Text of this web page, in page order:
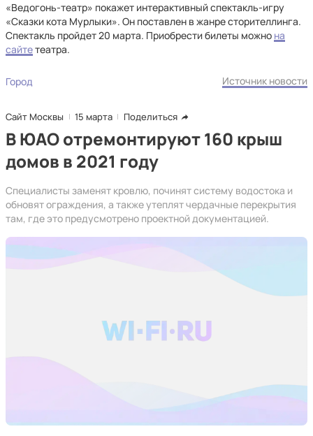
«Ведогонь-театр» покажет интерактивный спектакль-игру
«Сказки кота Мурлыки». Он поставлен в жанре сторителлинга.
Спектакль пройдет 20 марта. Приобрести билеты можно на
сайтетеатра.
Город Источник новости
Сайт Москвы 15 марта Поделиться
В ЮАО отремонтируют 160 крыш
домов в 2021 году
Специалисты заменят кровлю, починят систему водостока и
обновят ограждения, а также утеплят чердачные перекрытия
там, где это предусмотрено проектной документацией.